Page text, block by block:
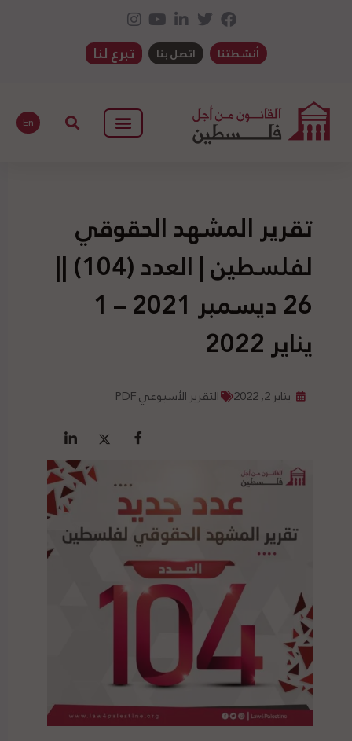
أنشطتنا اتصل بنا تبرع لنا
En
تقرير المشهد الحقوقي
لفلسطين | العدد (104) ||
26 ديسمبر 2021 – 1
يناير 2022
يناير 2, 2022 التقرير الأسبوعي PDF